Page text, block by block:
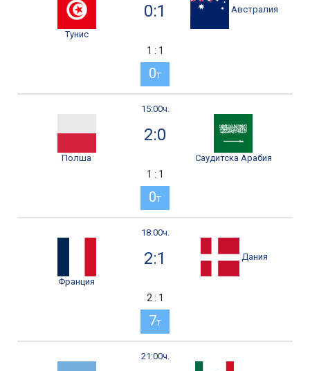
Тунис
0:1 Австралия
1 : 1
0т
15:00ч.
Полша
2:0
Саудитска Арабия
1 : 1
0т
18:00ч.
Франция
2:1 Дания
2 : 1
7т
21:00ч.